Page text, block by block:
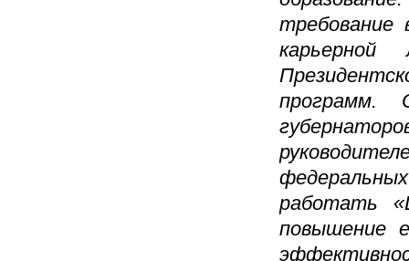
требование
работать
повышение